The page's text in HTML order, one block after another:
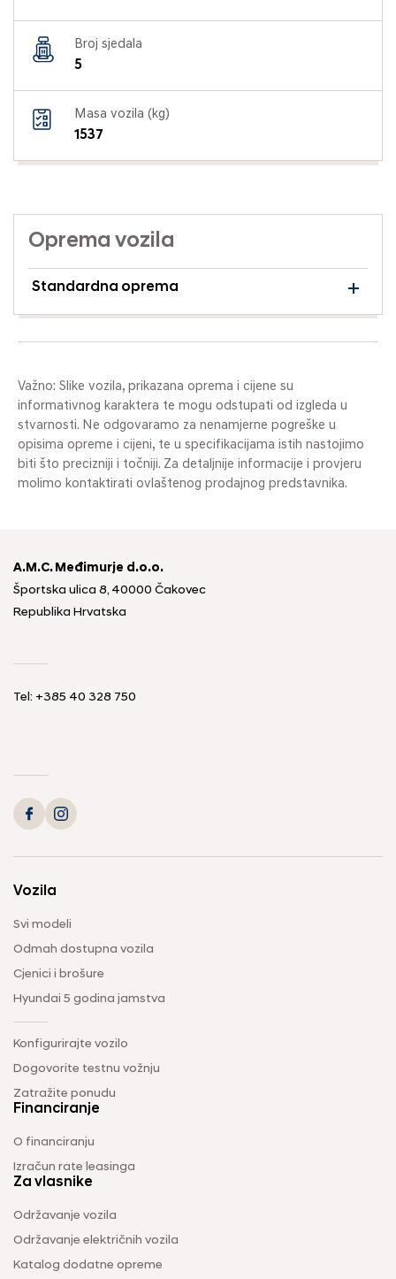
Broj sjedala
5
Masa vozila (kg)
1537
Oprema vozila
Standardna oprema
Važno: Slike vozila, prikazana oprema i cijene su
informativnog karaktera te mogu odstupati od izgleda u
stvarnosti. Ne odgovaramo za nenamjerne pogreške u
opisima opreme i cijeni, te u specifikacijama istih nastojimo
biti što precizniji i točniji. Za detaljnije informacije i provjeru
molimo kontaktirati ovlaštenog prodajnog predstavnika.
A.M.C. Međimurje d.o.o.
Športska ulica 8, 40000 Čakovec
Republika Hrvatska
Tel: +385 40 328 750
Vozila
Svi modeli
Odmah dostupna vozila
Cjenici i brošure
Hyundai 5 godina jamstva
Konfigurirajte vozilo
Dogovorite testnu vožnju
Zatražite ponudu
Financiranje
O financiranju
Izračun rate leasinga
Za vlasnike
Održavanje vozila
Održavanje električnih vozila
Katalog dodatne opreme